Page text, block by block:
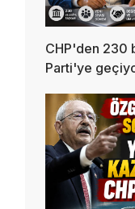
CHP'den 230
Parti'ye